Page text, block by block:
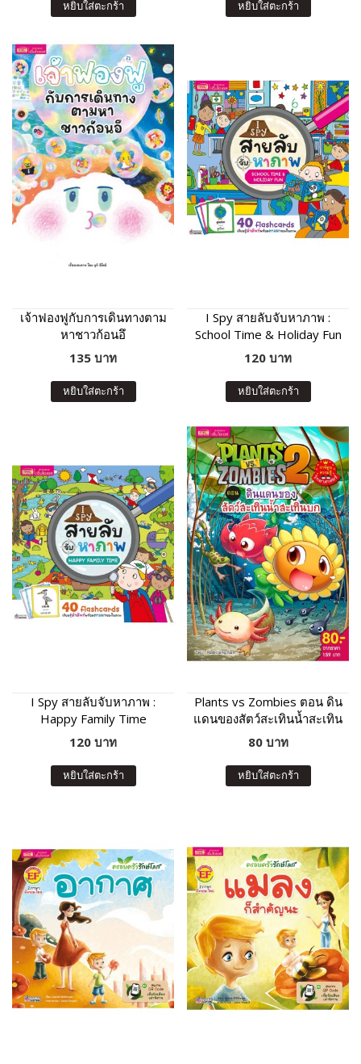
หยิบใส่ตะกร้า หยิบใส่ตะกร้า
เจ้าฟองฟูกับการเดินทางตาม
หาชาวก้อนอึ
135 บาท
หยิบใส่ตะกร้า
I Spy สายลับจับหาภาพ :
School Time & Holiday Fun
120 บาท
หยิบใส่ตะกร้า
I Spy สายลับจับหาภาพ :
Happy Family Time
120 บาท
หยิบใส่ตะกร้า
Plants vs Zombies ตอน ดิน
แดนของสัตว์สะเทินน้ำสะเทิน
บก
80 บาท
หยิบใส่ตะกร้า